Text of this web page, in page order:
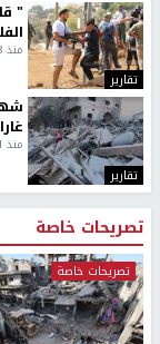
تقارير
"
منذ 8 ثواني
تقارير
منذ 11 ثانية
تصريحات خاصة
تصريحات خاصة